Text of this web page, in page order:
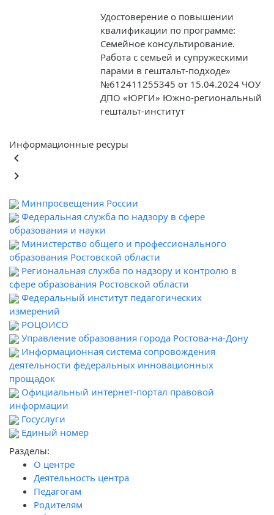
Удостоверение о повышении
квалификации по программе:
Семейное консультирование.
Работа с семьей и супружескими
парами в гештальт-подходе»
№612411255345 от 15.04.2024 ЧОУ
ДПО «ЮРГИ» Южно-региональный
гештальт-институт
Информационные ресуры
keyboard_arrow_left
keyboard_arrow_right
Минпросвещения России
Федеральная служба по надзору в сфере
образования и науки
Министерство общего и профессионального
образования Ростовской области
Региональная служба по надзору и контролю в
сфере образования Ростовской области
Федеральный институт педагогических
измерений
РОЦОИСО
Управление образования города Ростова-на-Дону
Информационная система сопровождения
деятельности федеральных инновационных
прощадок
Официальный интернет-портал правовой
информации
Госуслуги
Единый номер
Разделы:
О центре
Деятельность центра
Педагогам
Родителям